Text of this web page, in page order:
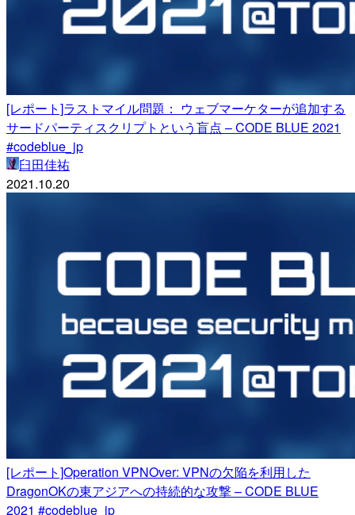
[レポート]ラストマイル問題： ウェブマーケターが追加する
サードパーティスクリプトという盲点 – CODE BLUE 2021
#codeblue_jp
臼田佳祐
2021.10.20
[レポート]Operation VPNOver: VPNの欠陥を利用した
DragonOKの東アジアへの持続的な攻撃 – CODE BLUE
2021 #codeblue_jp